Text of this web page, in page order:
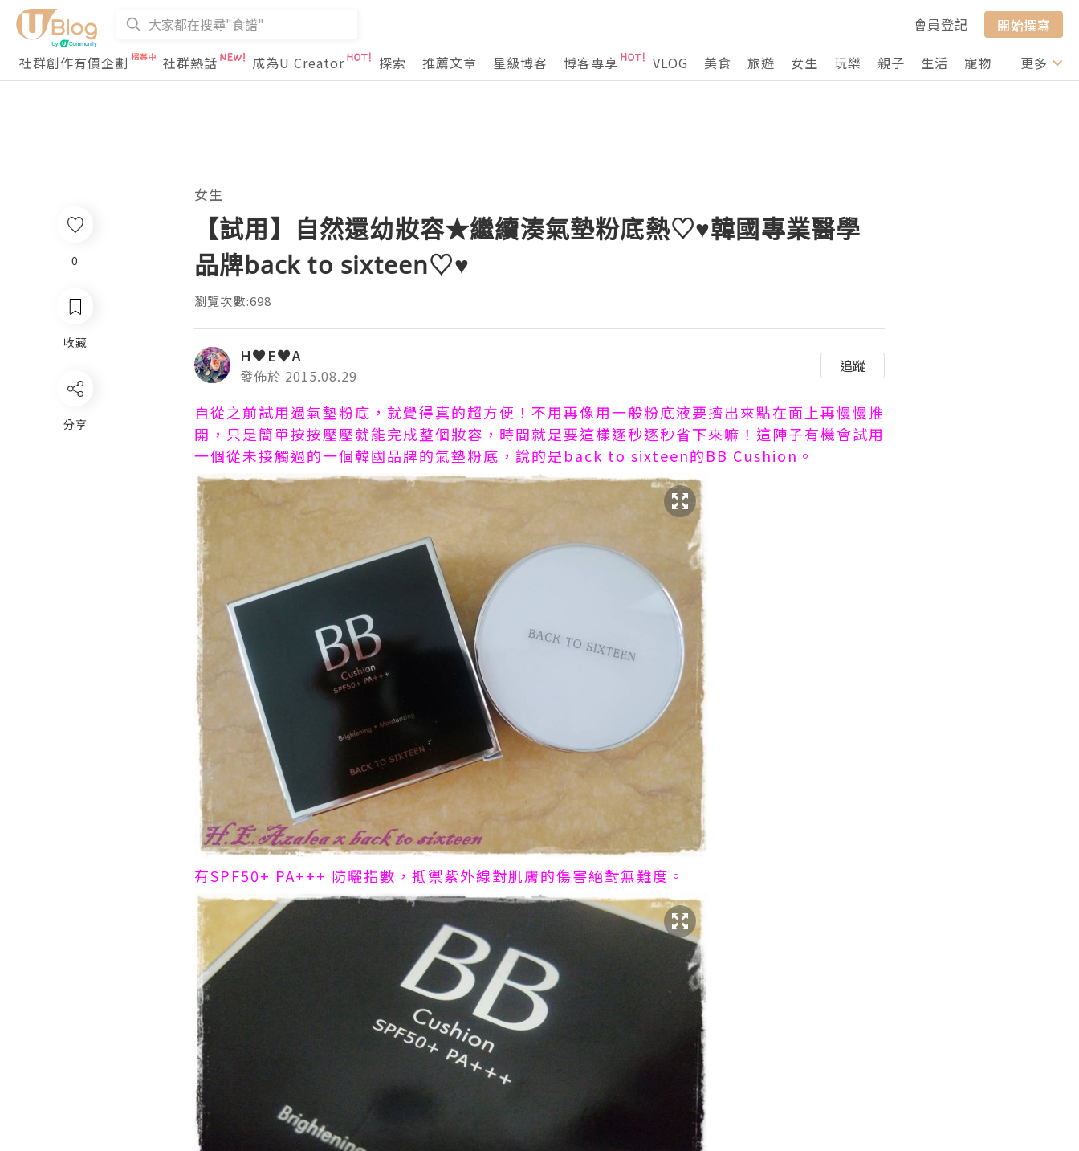
會員登記
開始撰寫
社群創作有價企劃
社群熱話 成為U Creator 探索 推薦文章 星級博客 博客專享 VLOG 美食 旅遊 女生 玩樂 親子 生活 寵物 行山 打卡
更多
0
收藏
分享
女生
【試用】自然還幼妝容★繼續湊氣墊粉底熱♡♥韓國專業醫學
品牌back to sixteen♡♥
瀏覽次數:698
H♥E♥A
發佈於 2015.08.29
追蹤
自從之前試用過氣墊粉底，就覺得真的超方便！不用再像用一般粉底液要擠出來點在面上再慢慢推
開，只是簡單按按壓壓就能完成整個妝容，時間就是要這樣逐秒逐秒省下來嘛！這陣子有機會試用
一個從未接觸過的一個韓國品牌的氣墊粉底，說的是back to sixteen的BB Cushion。
有SPF50+ PA+++ 防曬指數，抵禦紫外線對肌膚的傷害絕對無難度。